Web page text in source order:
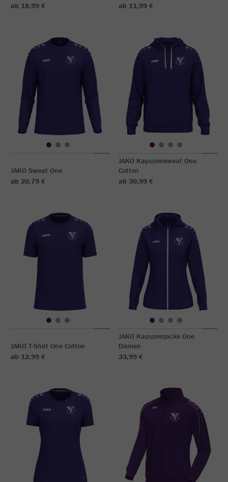
ab 18,99 €
ab 11,99 €
JAKO Sweat One
ab 20,79 €
JAKO Kapuzensweat One
Cotton
ab 30,99 €
JAKO T-Shirt One Cotton
ab 12,99 €
JAKO Kapuzenjacke One
Damen
33,99 €